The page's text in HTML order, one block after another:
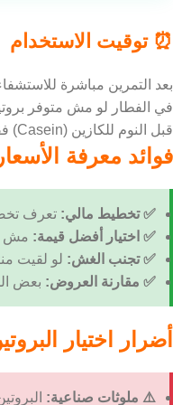
⏰ توقيت الاستخدام
بعد التمرين مباشرة
في الفطار لو مش متوفر
قبل النوم للكازين (Casein) فقط.
فوائد معرفة
✅ تخطيط مالي: تعرف
✅ اختيار أفضل قيمة: مش
✅ تجنب الغش: لو لقيت
✅ مقارنة العروض: بعض
أضرار اختيار
⚠️ ملوثات صناعية: